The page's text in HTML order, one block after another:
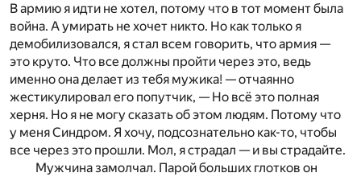
В армию я идти не хотел, потому что в тот момент была
война. А умирать не хочет никто. Но как только я
демобилизовался, я стал всем говорить, что армия —
это круто. Что все должны пройти через это, ведь
именно она делает из тебя мужика! — отчаянно
жестикулировал его попутчик, — Но всё это полная
херня. Но я не могу сказать об этом людям. Потому что
у меня Синдром. Я хочу, подсознательно как-то, чтобы
все через это прошли. Мол, я страдал — и вы страдайте.
Мужчина замолчал. Парой больших глотков он